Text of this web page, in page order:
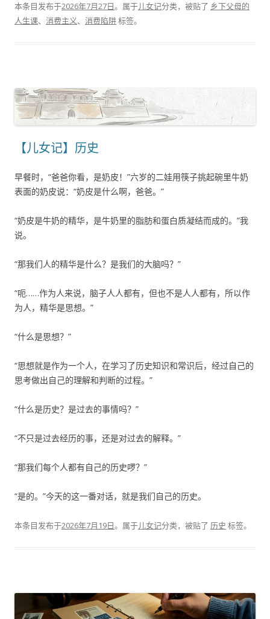
本条目发布于2026年7月27日。属于儿女记分类，被贴了 乡下父母的
人生课、 消费主义、 消费陷阱标签。
【儿女记】历史
早餐时，“爸爸你看，是奶皮！”六岁的二娃用筷子挑起碗里牛奶
表面的奶皮说：“奶皮是什么啊，爸爸。”
“奶皮是牛奶的精华，是牛奶里的脂肪和蛋白质凝结而成的。”我
说。
“那我们人的精华是什么？是我们的大脑吗？”
“呃……作为人来说，脑子人人都有，但也不是人人都有，所以作
为人，精华是思想。”
“什么是思想？”
“思想就是作为一个人，在学习了历史知识和常识后，经过自己的
思考做出自己的理解和判断的过程。”
“什么是历史？是过去的事情吗？”
“不只是过去经历的事，还是对过去的解释。”
“那我们每个人都有自己的历史啰？”
“是的。”今天的这一番对话，就是我们自己的历史。
本条目发布于2026年7月19日。属于儿女记分类，被贴了 历史 标签。